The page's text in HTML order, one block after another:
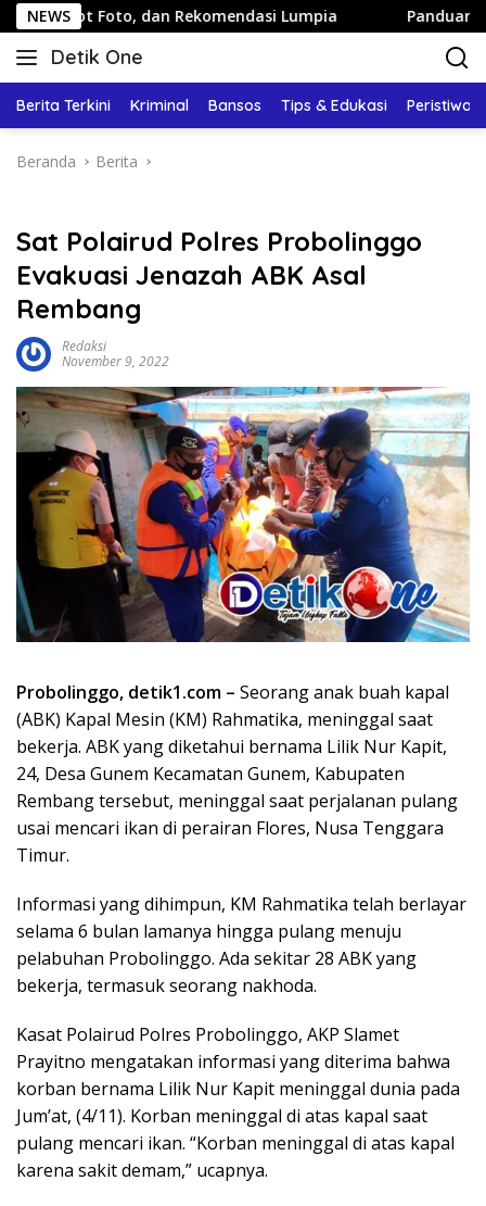
Langsung
ke
konten
NEWS
Foto, dan Rekomendasi Lumpia Panduan Wisata
Detik One
Tajam
Fakta
Berita Terkini Kriminal Bansos Tips & Edukasi Peristiwa
Beranda Berita
Sat Polairud Polres Probolinggo
Evakuasi Jenazah ABK Asal
Rembang
Redaksi
November 9, 2022
Probolinggo, detik1.com – Seorang anak buah kapal
(ABK) Kapal Mesin (KM) Rahmatika, meninggal saat
bekerja. ABK yang diketahui bernama Lilik Nur Kapit,
24, Desa Gunem Kecamatan Gunem, Kabupaten
Rembang tersebut, meninggal saat perjalanan pulang
usai mencari ikan di perairan Flores, Nusa Tenggara
Timur.
Informasi yang dihimpun, KM Rahmatika telah berlayar
selama 6 bulan lamanya hingga pulang menuju
pelabuhan Probolinggo. Ada sekitar 28 ABK yang
bekerja, termasuk seorang nakhoda.
Kasat Polairud Polres Probolinggo, AKP Slamet
Prayitno mengatakan informasi yang diterima bahwa
korban bernama Lilik Nur Kapit meninggal dunia pada
Jum’at, (4/11). Korban meninggal di atas kapal saat
pulang mencari ikan. “Korban meninggal di atas kapal
karena sakit demam,” ucapnya.